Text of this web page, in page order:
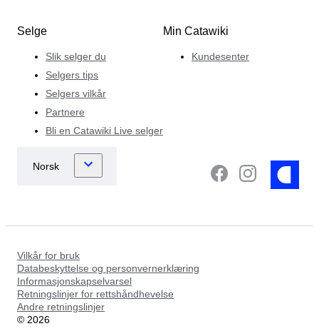
Selge
Slik selger du
Selgers tips
Selgers vilkår
Partnere
Bli en Catawiki Live selger
Min Catawiki
Kundesenter
Vilkår for bruk
Databeskyttelse og personvernerklæring
Informasjonskapselvarsel
Retningslinjer for rettshåndhevelse
Andre retningslinjer
© 2026